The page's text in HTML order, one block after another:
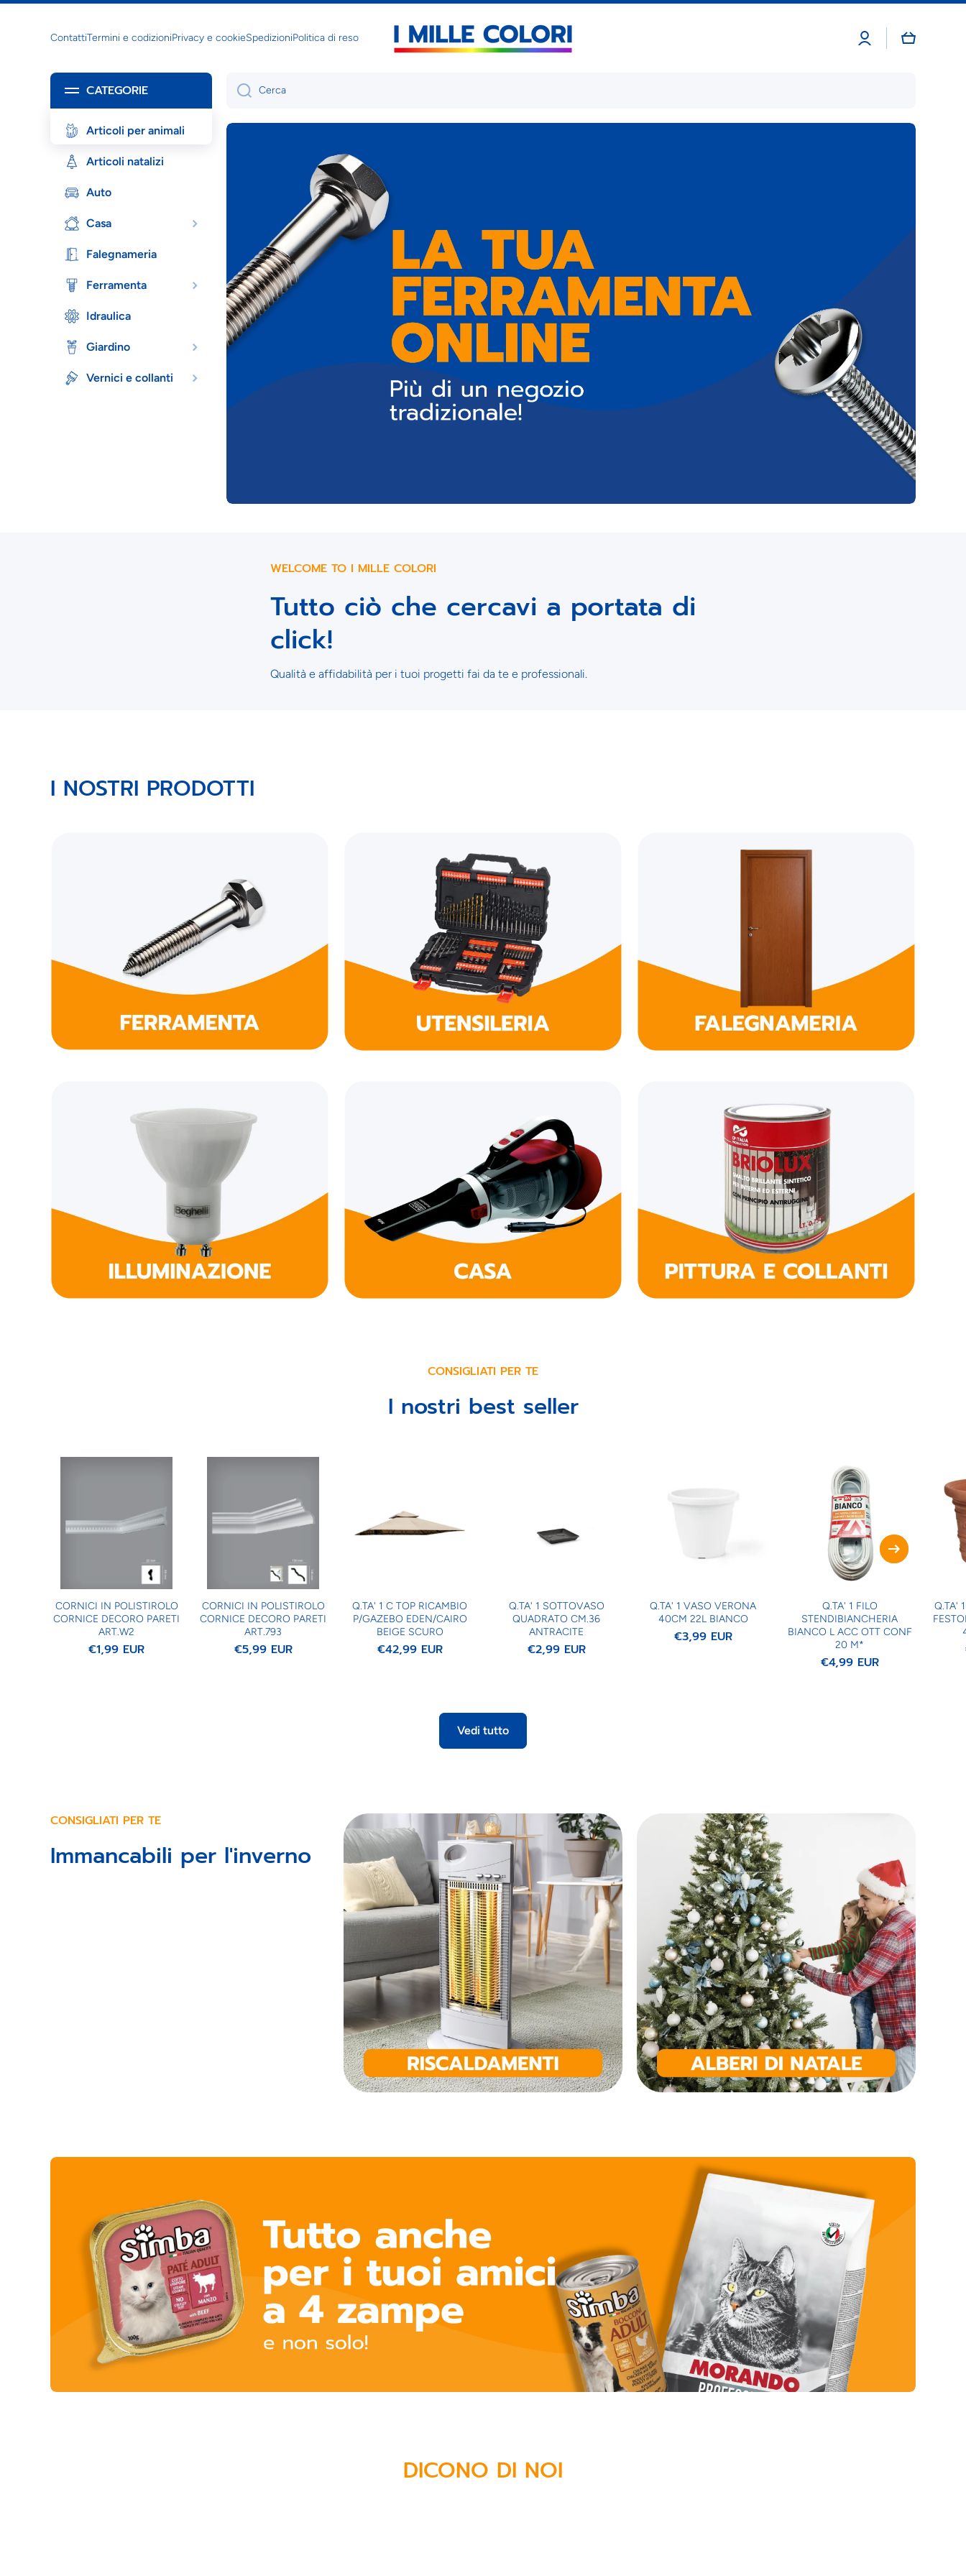
ContattiTermini e codizioniPrivacy e cookieSpedizioniPolitica di reso Accedi Carrello
CATEGORIE
Articoli per animali
Articoli natalizi
Auto
Casa
Falegnameria
Ferramenta
Idraulica
Giardino
Vernici e collanti
Cerca
WELCOME TO I MILLE COLORI
Tutto ciò che cercavi a portata di
click!
Qualità e affidabilità per i tuoi progetti fai da te e professionali.
I NOSTRI PRODOTTI
CONSIGLIATI PER TE
I nostri best seller
CORNICI IN POLISTIROLO
CORNICE DECORO PARETI
ART.W2
€1,99 EUR
CORNICI IN POLISTIROLO
CORNICE DECORO PARETI
ART.793
€5,99 EUR
Q.TA' 1 C TOP RICAMBIO
P/GAZEBO EDEN/CAIRO
BEIGE SCURO
€42,99 EUR
Q.TA' 1 SOTTOVASO
QUADRATO CM.36
ANTRACITE
€2,99 EUR
Q.TA' 1 VASO VERONA
40CM 22L BIANCO
€3,99 EUR
Q.TA' 1 FILO
STENDIBIANCHERIA
BIANCO L ACC OTT CONF
20 M*
€4,99 EUR
Q.TA'
Vedi tutto
CONSIGLIATI PER TE
Immancabili per l'inverno
DICONO DI NOI